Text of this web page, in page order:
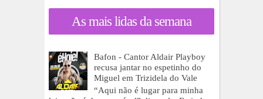
As mais lidas da semana
Bafon - Cantor Aldair Playboy
recusa jantar no espetinho do
Miguel em Trizidela do Vale
“Aqui não é lugar para minha